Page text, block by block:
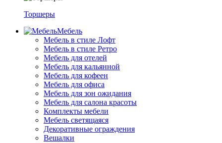
Торшеры
Мебель
Мебель в стиле Лофт
Мебель в стиле Ретро
Мебель для отелей
Мебель для кальянной
Мебель для кофеен
Мебель для офиса
Мебель для зон ожидания
Мебель для салона красоты
Комплекты мебели
Мебель светящаяся
Декоративные ограждения
Вешалки